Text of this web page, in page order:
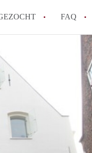
FAQ
AppartementenUtrecht!
privacyverklaring van
/ Appartementen in Utrecht?